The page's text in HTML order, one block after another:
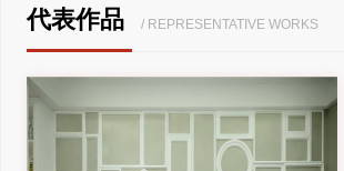
代表作品 / REPRESENTATIVE WORKS